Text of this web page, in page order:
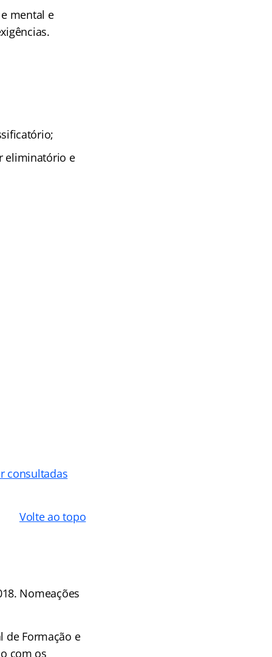
mental e
eliminatório e
consultadas
Volte ao topo
Nomeações
de Formação e
com os